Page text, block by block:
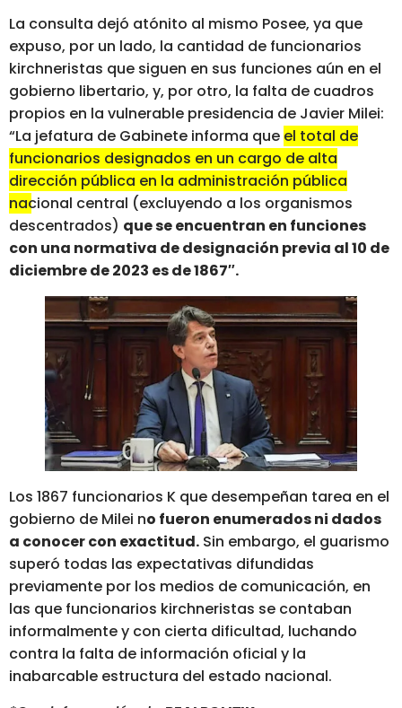
La consulta dejó atónito al mismo Posee, ya que
expuso, por un lado, la cantidad de funcionarios
kirchneristas que siguen en sus funciones aún en el
gobierno libertario, y, por otro, la falta de cuadros
propios en la vulnerable presidencia de Javier Milei:
“La jefatura de Gabinete informa que el total de
funcionarios designados en un cargo de alta
dirección pública en la administración pública
nacional central (excluyendo a los organismos
descentrados) que se encuentran en funciones
con una normativa de designación previa al 10 de
diciembre de 2023 es de 1867″.
Los 1867 funcionarios K que desempeñan tarea en el
gobierno de Milei no fueron enumerados ni dados
a conocer con exactitud. Sin embargo, el guarismo
superó todas las expectativas difundidas
previamente por los medios de comunicación, en
las que funcionarios kirchneristas se contaban
informalmente y con cierta dificultad, luchando
contra la falta de información oficial y la
inabarcable estructura del estado nacional.